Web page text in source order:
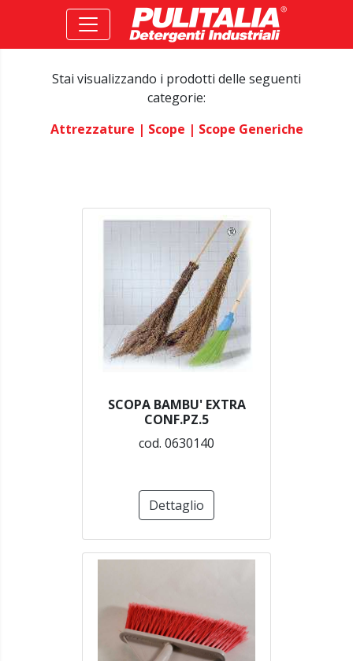
Stai visualizzando i prodotti delle seguenti
categorie:
Attrezzature | Scope | Scope Generiche
SCOPA BAMBU' EXTRA
CONF.PZ.5
cod. 0630140
Dettaglio